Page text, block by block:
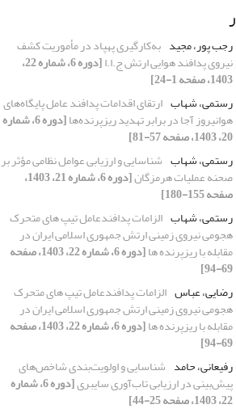
ر
رجب پور، مجید به‌کارگیری پهپاد در مأموریت‌ کشف
نیروی پدافند هوایی ارتش ج.ا.ا [دوره 6، شماره 22،
1403، صفحه 1-24]
رستمی، شهاب ارتقای اقدامات پدافند عامل پایگاه‌های
هوانیروز آجا در برابر تهدید ریزپرنده‌ها [دوره 6، شماره
20، 1403، صفحه 57-81]
رستمی، شهاب شناسایی و ارزیابی عوامل نظامی مؤثر بر
صحنه عملیات هرمزگان [دوره 6، شماره 21، 1403،
صفحه 155-180]
رستمی، شهاب الزامات پدافندعامل تیپ های متحرک
هجومی نیروی زمینی ارتش جمهوری اسلامی ایران در
مقابله با ریزپرنده ها [دوره 6، شماره 22، 1403، صفحه
69-94]
رضایی، عباس الزامات پدافندعامل تیپ های متحرک
هجومی نیروی زمینی ارتش جمهوری اسلامی ایران در
مقابله با ریزپرنده ها [دوره 6، شماره 22، 1403، صفحه
69-94]
رفیعانی، حامد شناسایی و اولویت‌بندی شاخص‌های
پیش‌بینی در ارزیابی تاب‌آوری سایبری [دوره 6، شماره
22، 1403، صفحه 25-44]